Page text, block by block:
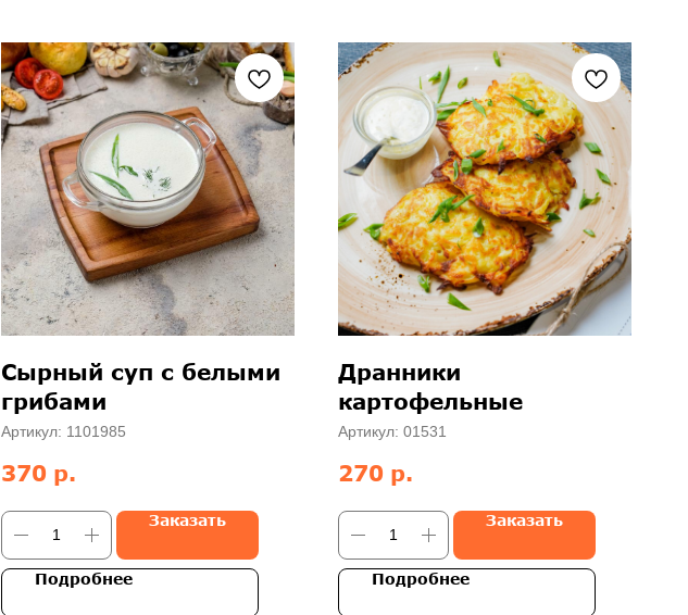
Сырный суп с белыми
грибами
Артикул: 1101985
370 р.
Заказать
Подробнее
Дранники
картофельные
Артикул: 01531
270 р.
Заказать
Подробнее